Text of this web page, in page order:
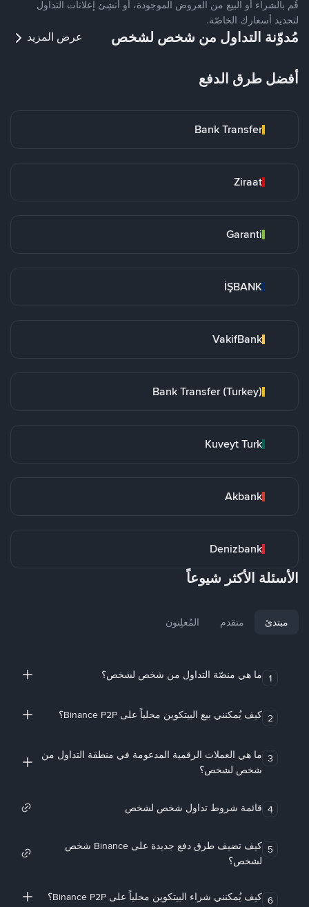
قُم بالشراء أو البيع من العروض الموجودة، أو أنشِئ إعلانات التداول
لتحديد أسعارك الخاصّة.
مُدوّنة التداول من شخص لشخص عرض المزيد
أفضل طرق الدفع
Bank Transfer
Ziraat
Garanti
İŞBANK
VakifBank
Bank Transfer (Turkey)
Kuveyt Turk
Akbank
Denizbank
الأسئلة الأكثر شيوعاً
مبتدئ متقدم المُعلِنون
1 ما هي منصّة التداول من شخص لشخص؟
2 كيف يُمكنني بيع البيتكوين محلياً على Binance P2P؟
3 ما هي العملات الرقمية المدعومة في منطقة التداول من
شخص لشخص؟
4 قائمة شروط تداول شخص لشخص
5
كيف تضيف طرق دفع جديدة على Binance شخص
لشخص؟
6 كيف يُمكنني شراء البيتكوين محلياً على Binance P2P؟